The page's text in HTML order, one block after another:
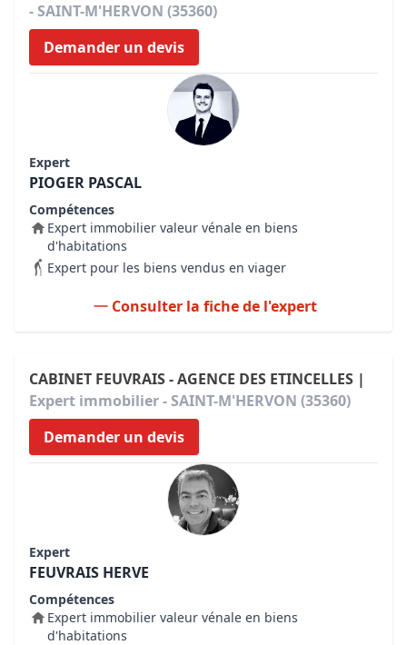
- SAINT-M'HERVON (35360)
Demander un devis
Expert
PIOGER PASCAL
Compétences
Expert immobilier valeur vénale en biens
d'habitations
Expert pour les biens vendus en viager
Consulter la fiche de l'expert
CABINET FEUVRAIS - AGENCE DES ETINCELLES |
Expert immobilier - SAINT-M'HERVON (35360)
Demander un devis
Expert
FEUVRAIS HERVE
Compétences
Expert immobilier valeur vénale en biens
d'habitations